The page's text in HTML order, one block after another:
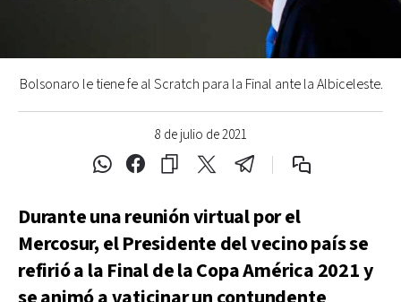
8 de julio de 2021
Bolsonaro le tiene fe al Scratch para la Final ante la Albiceleste.
Durante una reunión virtual por el
Mercosur, el Presidente del vecino país se
refirió a la Final de la Copa América 2021 y